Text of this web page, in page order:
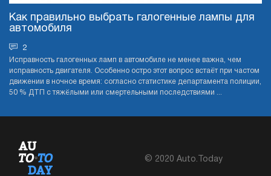
Как правильно выбрать галогенные лампы для
автомобиля
2
Исправность галогенных ламп в автомобиле не менее важна, чем
исправность двигателя. Особенно остро этот вопрос встаёт при частом
движении в ночное время: согласно статистике департамента полиции,
50 % ДТП с тяжёлыми или смертельными последствиями ...
© 2020 Auto.Today